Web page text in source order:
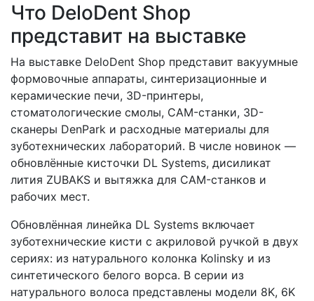
Что DeloDent Shop
представит на выставке
На выставке DeloDent Shop представит вакуумные
формовочные аппараты, синтеризационные и
керамические печи, 3D-принтеры,
стоматологические смолы, CAM-станки, 3D-
сканеры DenPark и расходные материалы для
зуботехнических лабораторий. В числе новинок —
обновлённые кисточки DL Systems, дисиликат
лития ZUBAKS и вытяжка для CAM-станков и
рабочих мест.
Обновлённая линейка DL Systems включает
зуботехнические кисти с акриловой ручкой в двух
сериях: из натурального колонка Kolinsky и из
синтетического белого ворса. В серии из
натурального волоса представлены модели 8K, 6K